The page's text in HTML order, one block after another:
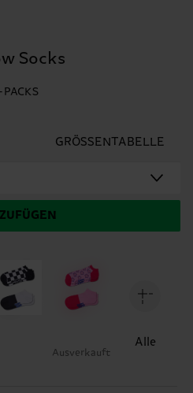
Socks
GRÖSSENTABELLE
Ausverkauft
Alle